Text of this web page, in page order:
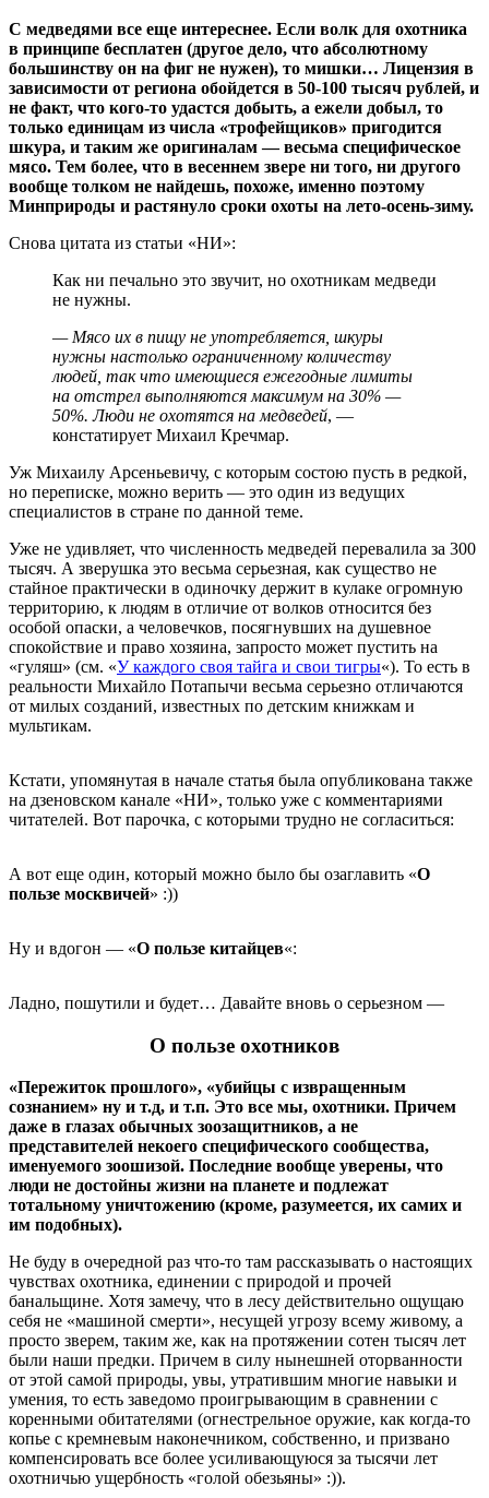
С медведями все еще интереснее. Если волк для охотника
в принципе бесплатен (другое дело, что абсолютному
большинству он на фиг не нужен), то мишки… Лицензия в
зависимости от региона обойдется в 50-100 тысяч рублей, и
не факт, что кого-то удастся добыть, а ежели добыл, то
только единицам из числа «трофейщиков» пригодится
шкура, и таким же оригиналам — весьма специфическое
мясо. Тем более, что в весеннем звере ни того, ни другого
вообще толком не найдешь, похоже, именно поэтому
Минприроды и растянуло сроки охоты на лето-осень-зиму.
Снова цитата из статьи «НИ»:
Как ни печально это звучит, но охотникам медведи
не нужны.
— Мясо их в пищу не употребляется, шкуры
нужны настолько ограниченному количеству
людей, так что имеющиеся ежегодные лимиты
на отстрел выполняются максимум на 30% —
50%. Люди не охотятся на медведей, —
констатирует Михаил Кречмар.
Уж Михаилу Арсеньевичу, с которым состою пусть в редкой,
но переписке, можно верить — это один из ведущих
специалистов в стране по данной теме.
Уже не удивляет, что численность медведей перевалила за 300
тысяч. А зверушка это весьма серьезная, как существо не
стайное практически в одиночку держит в кулаке огромную
территорию, к людям в отличие от волков относится без
особой опаски, а человечков, посягнувших на душевное
спокойствие и право хозяина, запросто может пустить на
«гуляш» (см. «У каждого своя тайга и свои тигры«). То есть в
реальности Михайло Потапычи весьма серьезно отличаются
от милых созданий, известных по детским книжкам и
мультикам.
Кстати, упомянутая в начале статья была опубликована также
на дзеновском канале «НИ», только уже с комментариями
читателей. Вот парочка, с которыми трудно не согласиться:
А вот еще один, который можно было бы озаглавить «О
пользе москвичей» :))
Ну и вдогон — «О пользе китайцев«:
Ладно, пошутили и будет… Давайте вновь о серьезном —
О пользе охотников
«Пережиток прошлого», «убийцы с извращенным
сознанием» ну и т.д, и т.п. Это все мы, охотники. Причем
даже в глазах обычных зоозащитников, а не
представителей некоего специфического сообщества,
именуемого зоошизой. Последние вообще уверены, что
люди не достойны жизни на планете и подлежат
тотальному уничтожению (кроме, разумеется, их самих и
им подобных).
Не буду в очередной раз что-то там рассказывать о настоящих
чувствах охотника, единении с природой и прочей
банальщине. Хотя замечу, что в лесу действительно ощущаю
себя не «машиной смерти», несущей угрозу всему живому, а
просто зверем, таким же, как на протяжении сотен тысяч лет
были наши предки. Причем в силу нынешней оторванности
от этой самой природы, увы, утратившим многие навыки и
умения, то есть заведомо проигрывающим в сравнении с
коренными обитателями (огнестрельное оружие, как когда-то
копье с кремневым наконечником, собственно, и призвано
компенсировать все более усиливающуюся за тысячи лет
охотничью ущербность «голой обезьяны» :)).